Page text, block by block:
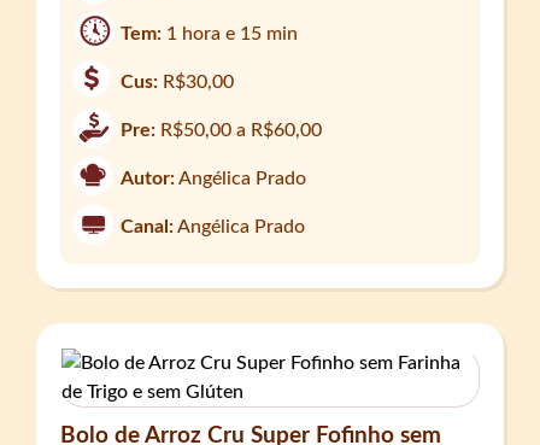
Tem: 1 hora e 15 min
Cus: R$30,00
Pre: R$50,00 a R$60,00
Autor:Angélica Prado
Canal:Angélica Prado
Bolo de Arroz Cru Super Fofinho sem